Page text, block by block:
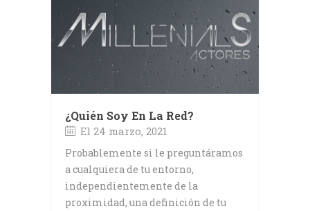
¿Quién Soy En La Red?
El 24 marzo, 2021
Probablemente si le preguntáramos
a cualquiera de tu entorno,
independientemente de la
proximidad, una definición de tu